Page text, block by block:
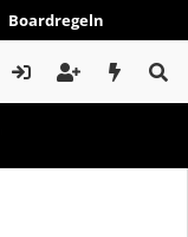
Boardregeln